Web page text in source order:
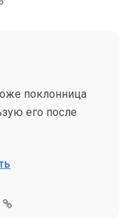
поклонница
его после